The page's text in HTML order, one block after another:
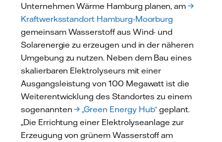
Unternehmen Wärme Hamburg planen, am→
Kraftwerksstandort Hamburg-Moorburg
gemeinsam Wasserstoff aus Wind- und
Solarenergie zu erzeugen und in der näheren
Umgebung zu nutzen. Neben dem Bau eines
skalierbaren Elektrolyseurs mit einer
Ausgangsleistung von 100 Megawatt ist die
Weiterentwicklung des Standortes zu einem
sogenannten→ „Green Energy Hub“ geplant.
„Die Errichtung einer Elektrolyseanlage zur
Erzeugung von grünem Wasserstoff am